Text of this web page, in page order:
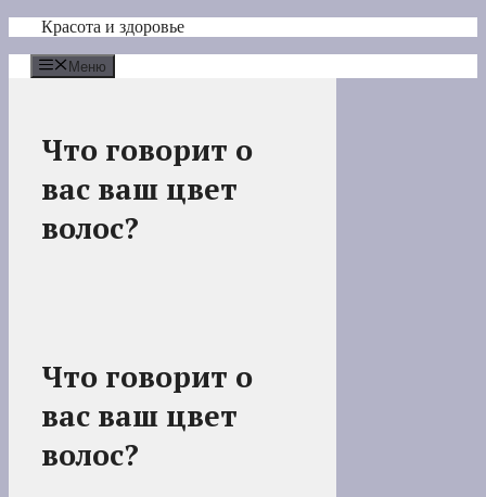
Перейти
содержимому
Красота и здоровье
Меню
Что говорит о
вас ваш цвет
волос?
Что говорит о
вас ваш цвет
волос?